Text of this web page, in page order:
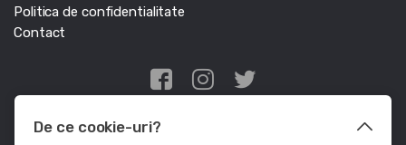
Politica de confidentialitate
Contact
Edris Digital Agency
De ce cookie-uri?